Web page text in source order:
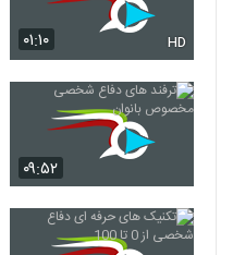
۰۱:۱۰ HD
۰۹:۵۲